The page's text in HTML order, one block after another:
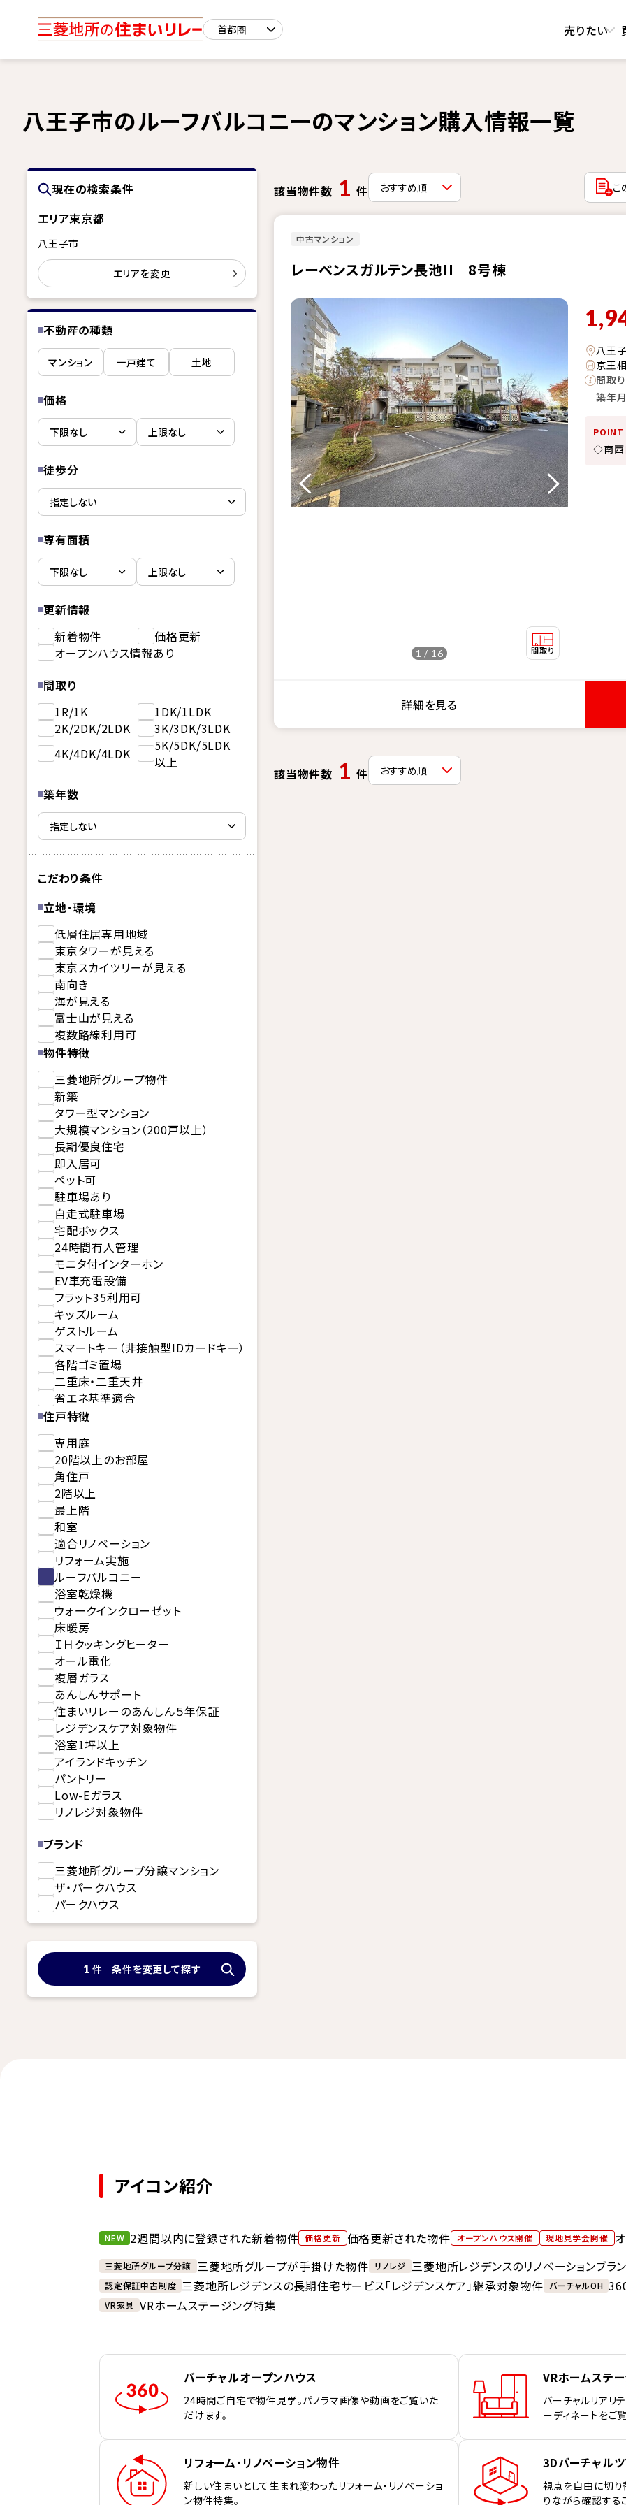
売りたい
八王子市のルーフバルコニーのマンション購入情報一覧
現在の検索条件
エリア東京都
八王子市
エリアを変更
不動産の種類
マンション 一戸建て 土地
価格
徒歩分
専有面積
更新情報
新着物件
価格更新
オープンハウス情報あり
間取り
1R/1K
1DK/1LDK
2K/2DK/2LDK
3K/3DK/3LDK
4K/4DK/4LDK
5K/5DK/5LDK
以上
築年数
こだわり条件
立地・環境
低層住居専用地域
東京タワーが見える
東京スカイツリーが見える
南向き
海が見える
富士山が見える
複数路線利用可
物件特徴
三菱地所グループ物件
新築
タワー型マンション
大規模マンション（200戸以上）
長期優良住宅
即入居可
ペット可
駐車場あり
自走式駐車場
宅配ボックス
24時間有人管理
モニタ付インターホン
EV車充電設備
フラット35利用可
キッズルーム
ゲストルーム
スマートキー（非接触型IDカードキー）
各階ゴミ置場
二重床・二重天井
省エネ基準適合
住戸特徴
専用庭
20階以上のお部屋
角住戸
2階以上
最上階
和室
適合リノベーション
リフォーム実施
ルーフバルコニー
浴室乾燥機
ウォークインクローゼット
床暖房
ＩＨクッキングヒーター
オール電化
複層ガラス
あんしんサポート
住まいリレーのあんしん５年保証
レジデンスケア対象物件
浴室1坪以上
アイランドキッチン
パントリー
Low-Eガラス
リノレジ対象物件
ブランド
三菱地所グループ分譲マンション
ザ・パークハウス
パークハウス
1 件 条件を変更して探す
該当物件数 1 件 こ
中古マンション
レーベンスガルテン長池II 8号棟
1 / 16
八王
京王
間取り
築年月
POINT
◇南西
詳細を見る
該当物件数 1 件
アイコン紹介
NEW 2週間以内に登録された新着物件 価格更新 価格更新された物件 オープンハウス開催 現地見学会開催
三菱地所グループ分譲 三菱地所グループが手掛けた物件 リノレジ 三菱地所レジデンスのリノベーションブラ
認定保証中古制度 三菱地所レジデンスの長期住宅サービス「レジデンスケア」継承対象物件 バーチャルOH
VR家具 VRホームステージング特集
バーチャルオープンハウス
24時間ご自宅で物件見学。パノラマ画像や動画をご覧いた
だけます。
VRホームステ
バーチャルリアリ
ーディネートをご
リフォーム・リノベーション物件
新しい住まいとして生まれ変わったリフォーム・リノベーショ
ン物件特集。
3Dバーチャル
視点を自由に切り
りながら確認する